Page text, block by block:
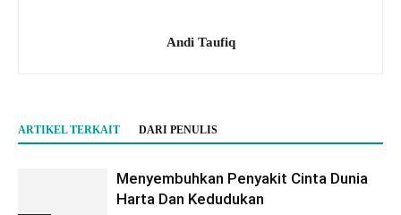
Andi Taufiq
ARTIKEL TERKAIT DARI PENULIS
Menyembuhkan Penyakit Cinta Dunia
Harta Dan Kedudukan